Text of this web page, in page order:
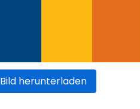
Bild herunterladen